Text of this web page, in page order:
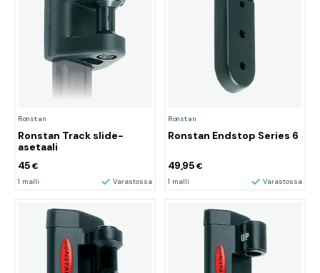
Ronstan
Ronstan Track slide-
asetaali
45€
1 malli Varastossa
Ronstan
Ronstan Endstop Series 6
49,95 €
1 malli Varastossa